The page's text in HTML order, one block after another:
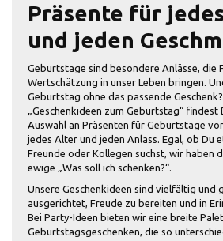
Präsente für
und jeden
Geburtstage sind besondere Anlässe, die
Wertschätzung in unser Leben bringen.
Geburtstag ohne das passende
„Geschenkideen zum Geburtstag“ findest
Auswahl an Präsenten für Geburtstage
jedes Alter und jeden Anlass. Egal, ob Du
Freunde oder Kollegen suchst, wir haben
ewige „Was soll ich schenken?“.
Unsere Geschenkideen sind vielfältig und
ausgerichtet, Freude zu bereiten und in
Bei Party-Ideen bieten wir eine breite
Geburtstagsgeschenken, die so